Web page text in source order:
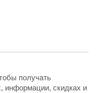
получать
информации, скидках и